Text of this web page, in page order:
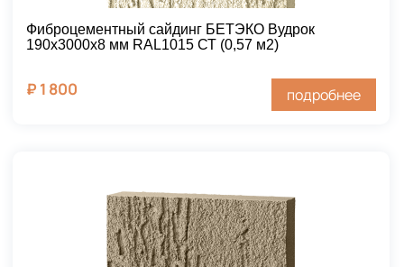
Фиброцементный сайдинг БЕТЭКО Вудрок
190х3000х8 мм RAL1015 СТ (0,57 м2)
₽ 1 800 подробнее